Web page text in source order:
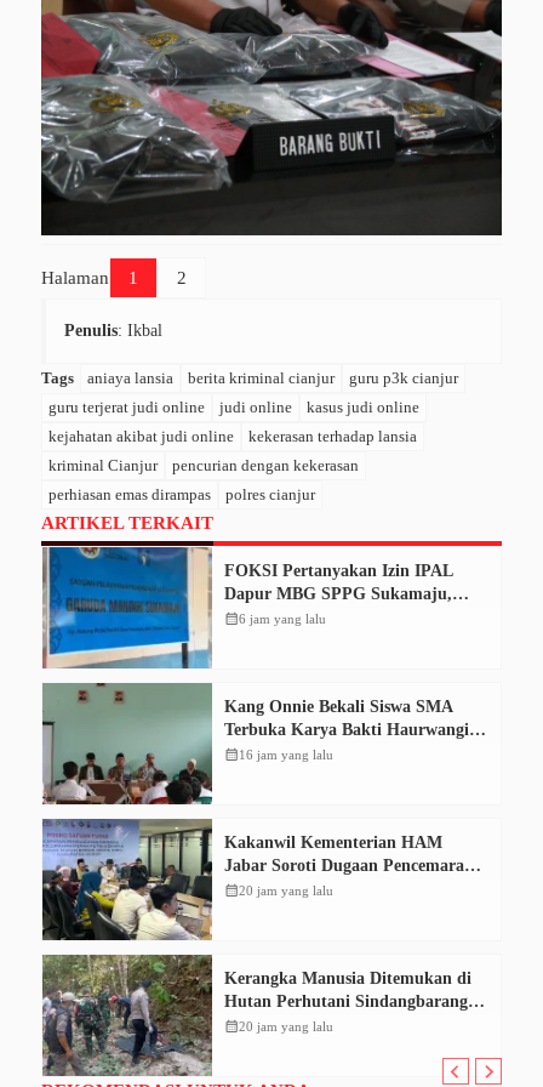
Halaman 1 2
Penulis: Ikbal
Tags aniaya lansia berita kriminal cianjur
guru p3k cianjur
guru terjerat judi online
judi online
kasus judi online
kejahatan akibat judi online
kekerasan terhadap lansia
kriminal Cianjur
pencurian dengan kekerasan
perhiasan emas dirampas
polres cianjur
ARTIKEL TERKAIT
FOKSI Pertanyakan Izin IPAL
Dapur MBG SPPG Sukamaju,
Korcam Sebut SPPL Belum Terbit
calendar_month6 jam yang lalu
Kang Onnie Bekali Siswa SMA
Terbuka Karya Bakti Haurwangi
dengan Pendidikan Demokrasi
calendar_month16 jam yang lalu
Kakanwil Kementerian HAM
Jabar Soroti Dugaan Pencemaran
Sungai Cikeas, Dinilai Ancam Hak
calendar_month20 jam yang lalu
Kerangka Manusia Ditemukan di
Hutan Perhutani Sindangbarang,
Polisi Selidiki Identitas Korban
calendar_month20 jam yang lalu